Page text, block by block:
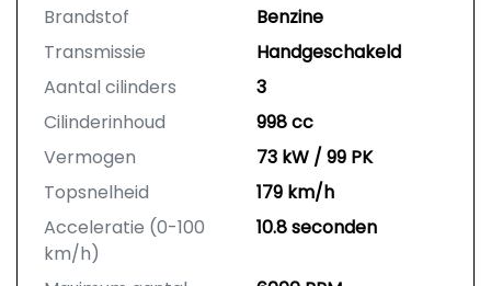
Brandstof
Benzine
Transmissie
Handgeschakeld
Aantal cilinders
3
Cilinderinhoud
998 cc
Vermogen
73 kW / 99 PK
Topsnelheid
179 km/h
Acceleratie (0-100
km/h)
10.8 seconden